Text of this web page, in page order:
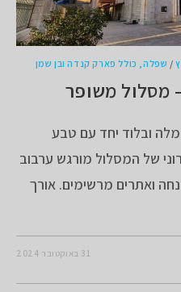
/ שפלה, כולל פארק קנדה ובן שמן
מסלול משופר
ובלוד יחד עם טבע
של המסלול מורגש ערבוב
ואתרים מרשימים. אורך
31 באוקטובר 2024